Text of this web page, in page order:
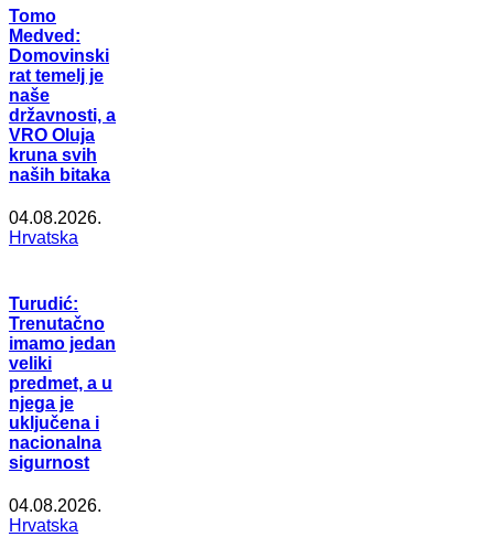
Tomo
Medved:
Domovinski
rat temelj je
naše
državnosti, a
VRO Oluja
kruna svih
naših bitaka
04.08.2026.
Hrvatska
Turudić:
Trenutačno
imamo jedan
veliki
predmet, a u
njega je
uključena i
nacionalna
sigurnost
04.08.2026.
Hrvatska